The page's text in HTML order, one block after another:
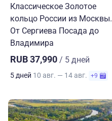
Классическое Золотое
кольцо России из Москвы.
От Сергиева Посада до
Владимира
RUB 37,990 / 5 дней
5 дней 10 авг. — 14 авг. +9